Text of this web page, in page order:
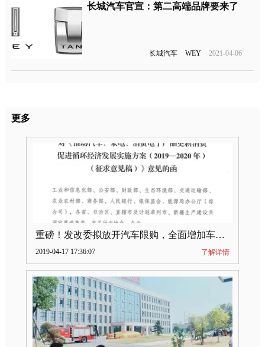
长城汽车官宣：第二高端品牌要来了
长城汽车 WEY 2021-04-06
更多
重磅！发改委拟放开汽车限购，全面增加车牌指标
2019-04-17 17:36:07 了解详情